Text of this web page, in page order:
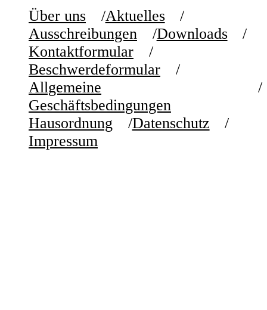
Über uns
Aktuelles
Ausschreibungen
Downloads
Kontaktformular
Beschwerdeformular
Allgemeine
Geschäftsbedingungen
Hausordnung
Datenschutz
Impressum